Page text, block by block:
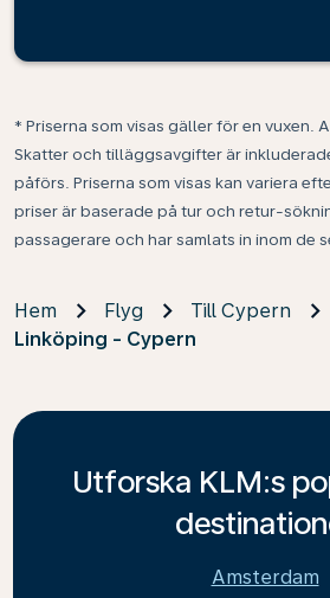
* Priserna som visas gäller för en vuxen.
Skatter och tilläggsavgifter är
påförs. Priserna som visas kan variera
priser är baserade på tur och retur-
passagerare och har samlats in inom de
Hem Flyg
Till Cypern
Linköping - Cypern
Utforska KLM:s
Amsterdam